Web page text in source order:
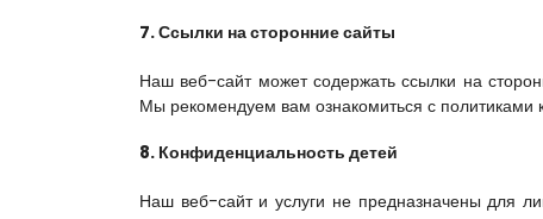
7. Ссылки на сторонние сайты
Наш веб-сайт может содержать ссылки на
Мы рекомендуем вам ознакомиться с
8. Конфиденциальность детей
Наш веб-сайт и услуги не предназначены для